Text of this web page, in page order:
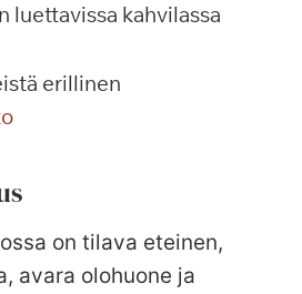
luettavissa kahvilassa
erillinen
on tilava eteinen,
avara olohuone ja